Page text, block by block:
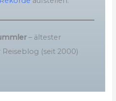
– ältester
(seit 2000)